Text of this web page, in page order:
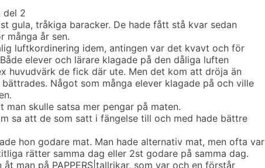
del 2
gula, tråkiga baracker. De hade fått stå kvar sedan
många år sen.
luftkordinering idem, antingen var det kvavt och för
elever och lärare klagade på den dåliga luften
huvudvärk de fick där ute. Men det kom att dröja än
Något som många elever klagade på och ville
man skulle satsa mer pengar på maten.
sa att de som satt i fängelse till och med hade bättre
hon godare mat. Man hade alternativ mat, men ofta var
rätter samma dag eller 2st godare på samma dag.
åt man på PAPPERS|tallrikar, som var och en förstår